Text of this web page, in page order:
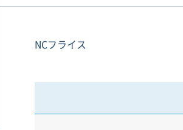
NCフライス